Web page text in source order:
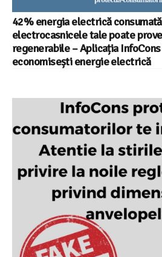
42% energia electrică
electrocasnicele tale poate
regenerabile – Aplicația
economisești energie electrică